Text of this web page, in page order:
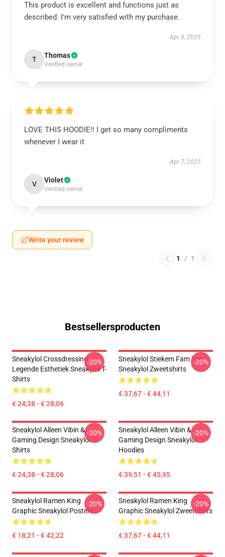
This product is excellent and functions just as
described. I'm very satisfied with my purchase.
Apr 8, 2025
T Thomas
Verified owner
LOVE THIS HOODIE!! I get so many compliments
whenever I wear it
Apr 7, 2025
V Violet
Verified owner
Write your review
1 / 1
Bestsellersproducten
Sneakylol Crossdressing
Legende Esthetiek Sneakylol T-
Shirts
€ 24,38 - € 28,06
-20%
Sneakylol Stiekem Fam Tee
Sneakylol Zweetshirts
€ 37,67 - € 44,11
-20%
Sneakylol Alleen Vibin &
Gaming Design Sneakylol T-
Shirts
€ 24,38 - € 28,06
-20%
Sneakylol Alleen Vibin &
Gaming Design Sneakylol
Hoodies
€ 39,51 - € 45,95
-20%
Sneakylol Ramen King
Graphic Sneakylol Posters
€ 18,21 - € 42,22
-20%
Sneakylol Ramen King
Graphic Sneakylol Zweetshirts
€ 37,67 - € 44,11
-20%